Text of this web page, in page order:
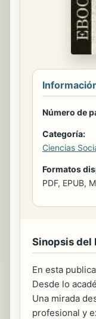
Número de
Categoría:
Ciencias
Formatos
PDF, EPUB,
Sinopsis del
En esta
Desde lo
Una mirada
profesional y